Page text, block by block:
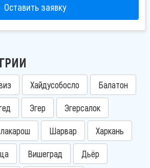
Оставить заявку
Хайдусобосло Балатон
Эгер Эгерсалок
Шарвар Харкань
Вишеград Дьёр